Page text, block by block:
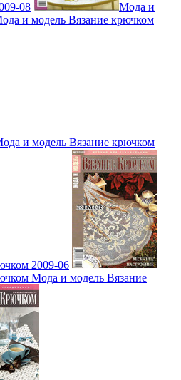
08
Мода и
и модель Вязание крючком
и модель Вязание крючком
2009-06
Мода и модель Вязание